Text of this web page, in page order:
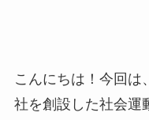
こんにちは！今回は
社を創設した社会運